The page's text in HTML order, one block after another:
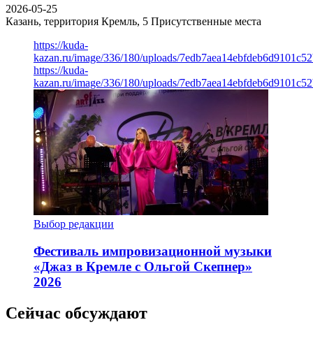
2026-05-25
Казань, территория Кремль, 5 Присутственные места
https://kuda-
kazan.ru/image/336/180/uploads/
https://kuda-
kazan.ru/image/336/180/uploads/
Выбор редакции
Фестиваль импровизационной музыки
«Джаз в Кремле с Ольгой Скепнер»
2026
Сейчас обсуждают